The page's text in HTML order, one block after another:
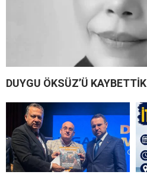
DUYGU ÖKSÜZ’Ü KAYBETTİK